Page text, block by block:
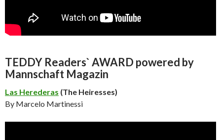
TEDDY Readers` AWARD powered by
Mannschaft Magazin
Las Herederas (The Heiresses)
By Marcelo Martinessi